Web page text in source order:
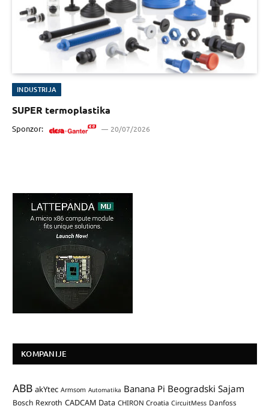
INDUSTRIJA
SUPER termoplastika
Sponzor: 20/07/2026
KOMPANIJE
ABB akYtec Armsom Automatika Banana Pi Beogradski Sajam
Bosch Rexroth CADCAM Data CHIRON Croatia CircuitMess Danfoss